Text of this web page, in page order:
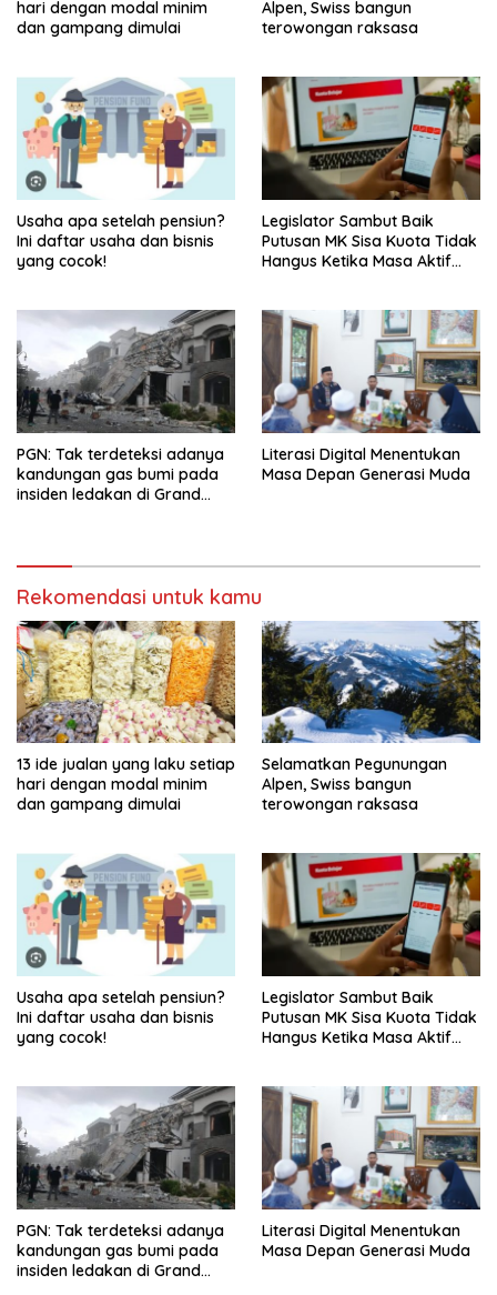
hari dengan modal minim
dan gampang dimulai
Alpen, Swiss bangun
terowongan raksasa
Usaha apa setelah pensiun?
Ini daftar usaha dan bisnis
yang cocok!
Legislator Sambut Baik
Putusan MK Sisa Kuota Tidak
Hangus Ketika Masa Aktif
PGN: Tak terdeteksi adanya
kandungan gas bumi pada
insiden ledakan di Grand
Literasi Digital Menentukan
Masa Depan Generasi Muda
Rekomendasi untuk kamu
13 ide jualan yang laku setiap
hari dengan modal minim
dan gampang dimulai
Selamatkan Pegunungan
Alpen, Swiss bangun
terowongan raksasa
Usaha apa setelah pensiun?
Ini daftar usaha dan bisnis
yang cocok!
Legislator Sambut Baik
Putusan MK Sisa Kuota Tidak
Hangus Ketika Masa Aktif
PGN: Tak terdeteksi adanya
kandungan gas bumi pada
insiden ledakan di Grand
Literasi Digital Menentukan
Masa Depan Generasi Muda